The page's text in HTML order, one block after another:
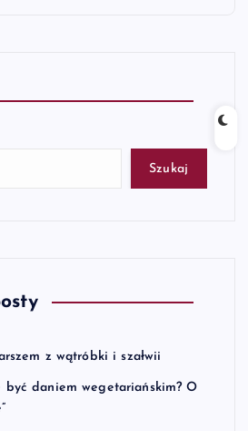
Szukaj
z wątróbki i szałwii
być daniem wegetariańskim? O